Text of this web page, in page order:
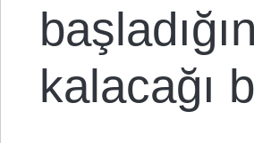
kalacağı